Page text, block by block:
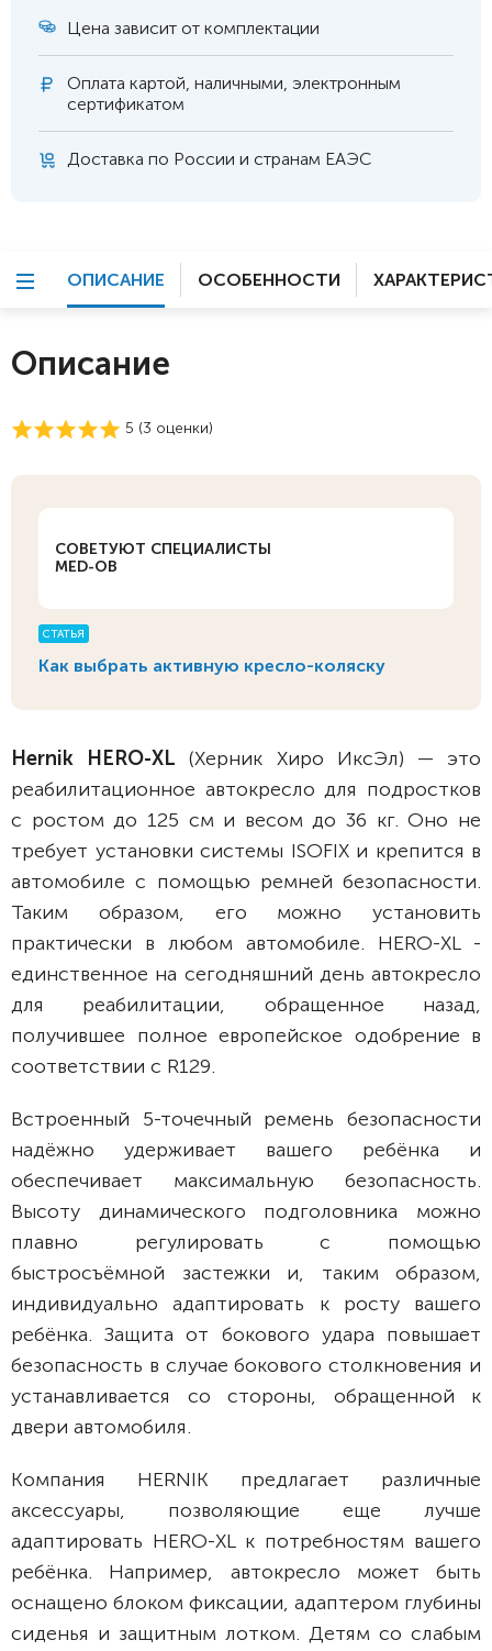
Цена зависит от комплектации
Оплата картой, наличными, электронным
сертификатом
Доставка по России и странам ЕАЭС
ОПИСАНИЕ ОСОБЕННОСТИ
Описание
5 (3 оценки)
СОВЕТУЮТ СПЕЦИАЛИСТЫ
MED-OB
СТАТЬЯ
Как выбрать активную кресло-коляску
Hernik HERO-XL (Херник Хиро ИксЭл) — это
реабилитационное автокресло для подростков
с ростом до 125 см и весом до 36 кг. Оно не
требует установки системы ISOFIX и крепится в
автомобиле с помощью ремней безопасности.
Таким образом, его можно установить
практически в любом автомобиле. HERO-XL -
единственное на сегодняшний день автокресло
для реабилитации, обращенное назад,
получившее полное европейское одобрение в
соответствии с R129.
Встроенный 5-точечный ремень безопасности
надёжно удерживает вашего ребёнка и
обеспечивает максимальную безопасность.
Высоту динамического подголовника можно
плавно регулировать с помощью
быстросъёмной застежки и, таким образом,
индивидуально адаптировать к росту вашего
ребёнка. Защита от бокового удара повышает
безопасность в случае бокового столкновения и
устанавливается со стороны, обращенной к
двери автомобиля.
Компания HERNIK предлагает различные
аксессуары, позволяющие еще лучше
адаптировать HERO-XL к потребностям вашего
ребёнка. Например, автокресло может быть
оснащено блоком фиксации, адаптером глубины
сиденья и защитным лотком. Детям со слабым